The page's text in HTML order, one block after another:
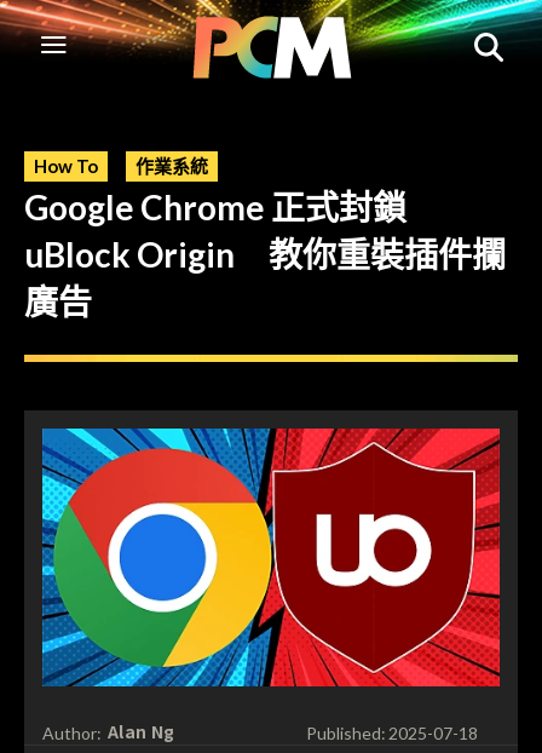
How To 作業系統
Google Chrome 正式封鎖
uBlock Origin 教你重裝插件攔
廣告
Author: Alan Ng Published: 2025-07-18